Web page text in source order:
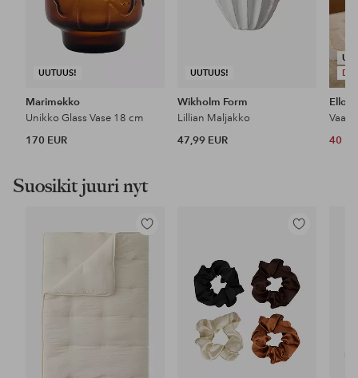
UUTUUS!
Marimekko
Unikko Glass Vase 18 cm
170 EUR
UUTUUS!
Wikholm Form
Lillian Maljakko
47,99 EUR
Ellos
Vaasi
40
Suosikit juuri nyt
Lisää
Lisää